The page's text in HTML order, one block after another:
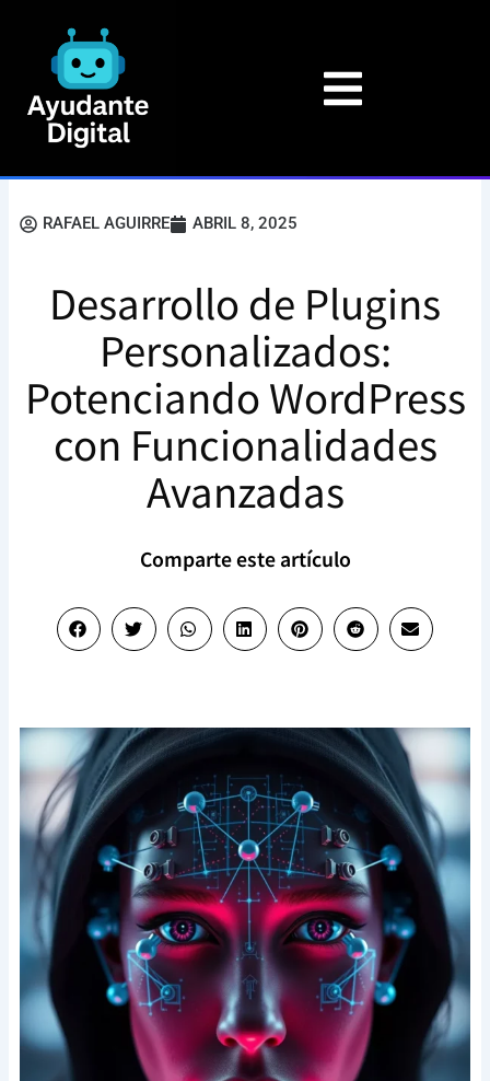
contenido
RAFAEL AGUIRRE ABRIL 8, 2025
Desarrollo de Plugins
Personalizados:
Potenciando WordPress
con Funcionalidades
Avanzadas
Comparte este artículo